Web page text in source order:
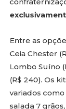
Entre as
Ceia Chester
Lombo Suíno
(R$ 240). Os
variados
salada 7